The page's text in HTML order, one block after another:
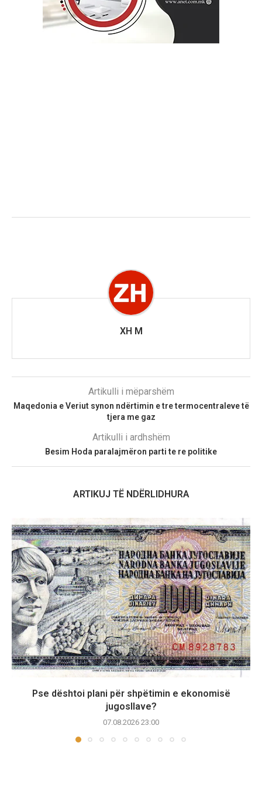
XH M
Artikulli i mëparshëm
Maqedonia e Veriut synon ndërtimin e tre termocentraleve të
tjera me gaz
Artikulli i ardhshëm
Besim Hoda paralajmëron parti te re politike
ARTIKUJ TË NDËRLIDHURA
Pse dështoi plani për shpëtimin e ekonomisë
jugosllave?
07.08.2026 23:00